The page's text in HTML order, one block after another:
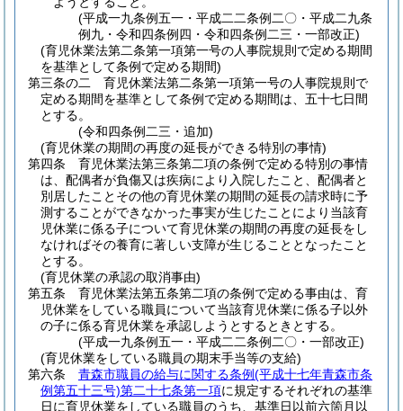
(平成一九条例五一・平成二二条例二〇・平成二九条
例九・令和四条例四・令和四条例二三・一部改正)
(育児休業法第二条第一項第一号の人事院規則で定める期間
を基準として条例で定める期間)
第三条の二
育児休業法第二条第一項第一号の人事院規則で
定める期間を基準として条例で定める期間は、五十七日間
とする。
(令和四条例二三・追加)
(育児休業の期間の再度の延長ができる特別の事情)
第四条
育児休業法第三条第二項の条例で定める特別の事情
は、配偶者が負傷又は疾病により入院したこと、配偶者と
別居したことその他の育児休業の期間の延長の請求時に予
測することができなかった事実が生じたことにより当該育
児休業に係る子について育児休業の期間の再度の延長をし
なければその養育に著しい支障が生じることとなったこと
とする。
(育児休業の承認の取消事由)
第五条
育児休業法第五条第二項の条例で定める事由は、育
児休業をしている職員について当該育児休業に係る子以外
の子に係る育児休業を承認しようとするときとする。
(平成一九条例五一・平成二二条例二〇・一部改正)
(育児休業をしている職員の期末手当等の支給)
第六条
青森市職員の給与に関する条例(平成十七年青森市条
例第五十三号)第二十七条第一項に規定するそれぞれの基準
日に育児休業をしている職員のうち、基準日以前六箇月以